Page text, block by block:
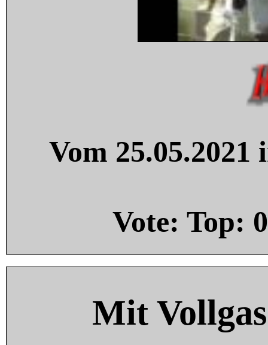
Vom
Vote: Top: 0
Mit